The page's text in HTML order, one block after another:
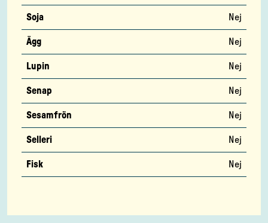
Soja Nej
Ägg Nej
Lupin Nej
Senap Nej
Sesamfrön Nej
Selleri Nej
Fisk Nej